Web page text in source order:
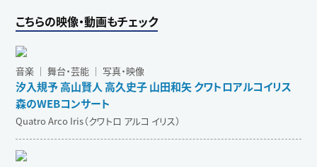
こちらの映像・動画もチェック
音楽 ｜ 舞台・芸能 ｜ 写真・映像
汐入規予 高山賢人 高久史子 山田和矢 クワトロアルコイリス
森のWEBコンサート
Quatro Arco Iris（クワトロ アルコ イリス）